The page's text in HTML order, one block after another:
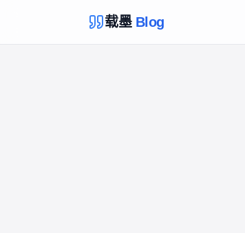
载墨 Blog